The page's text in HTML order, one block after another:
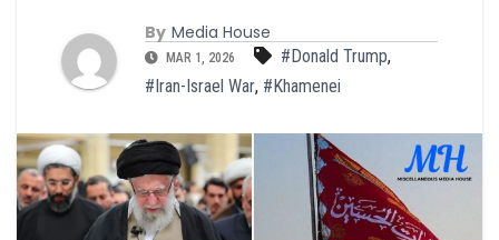
By Media House
MAR 1, 2026 #Donald Trump,
#Iran-Israel War, #Khamenei